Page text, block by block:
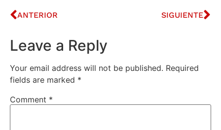
ANTERIOR SIGUIENTE
Leave a Reply
Your email address will not be published. Required
fields are marked *
Comment *